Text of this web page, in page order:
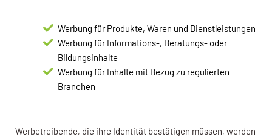
Werbung für Produkte, Waren und Dienstleistungen
Werbung für Informations-, Beratungs- oder
Bildungsinhalte
Werbung für Inhalte mit Bezug zu regulierten
Branchen
Werbetreibende, die ihre Identität bestätigen müssen, werden